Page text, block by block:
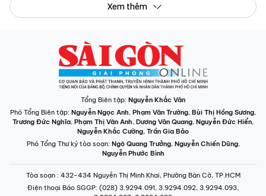
Xem thêm
Tổng Biên tập: Nguyễn Khắc Văn
Phó Tổng Biên tập: Nguyễn Ngọc Anh, Phạm Văn Trường, Bùi Thị Hồng Sương,
Trương Đức Nghĩa, Phạm Thị Vân Anh, Dương Văn Quang, Nguyễn Đức Hiển,
Nguyễn Khắc Cường, Trần Gia Bảo
Phó Tổng Thư ký tòa soạn: Ngô Quang Trưởng, Nguyễn Chiến Dũng,
Nguyễn Phước Bình
Tòa soạn : 432-434 Nguyễn Thị Minh Khai, Phường Bàn Cờ, TP.HCM
Điện thoại Báo SGGP: (028) 3.9294.091, 3.9294.092, 3.9294.093,